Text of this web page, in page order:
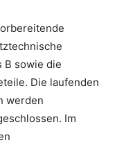
B sowie die
Die laufenden
werden
Im